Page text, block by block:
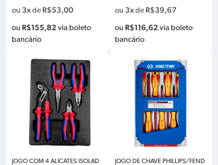
E RETA) KINGTONY 9-30904AY
ou 3xde R$53,00
ou R$155,82 via boleto
bancário
OM DIAMETRO 15 E 60 MM KIN
GTONY 9AF113
ou 3xde R$39,67
ou R$116,62 via boleto
bancário
JOGO COM 4 ALICATES ISOLAD
JOGO DE CHAVE PHILLIPS/FEND